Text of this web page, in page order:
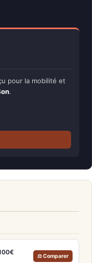
pour la mobilité et
.
⚖ Comparer